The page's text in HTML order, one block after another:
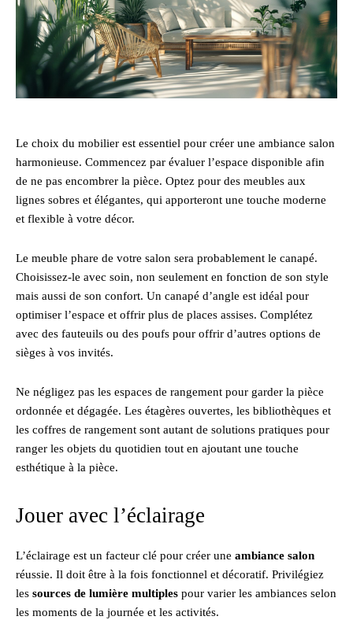
Le choix du mobilier est essentiel pour créer une ambiance salon
harmonieuse. Commencez par évaluer l’espace disponible afin
de ne pas encombrer la pièce. Optez pour des meubles aux
lignes sobres et élégantes, qui apporteront une touche moderne
et flexible à votre décor.
Le meuble phare de votre salon sera probablement le canapé.
Choisissez-le avec soin, non seulement en fonction de son style
mais aussi de son confort. Un canapé d’angle est idéal pour
optimiser l’espace et offrir plus de places assises. Complétez
avec des fauteuils ou des poufs pour offrir d’autres options de
sièges à vos invités.
Ne négligez pas les espaces de rangement pour garder la pièce
ordonnée et dégagée. Les étagères ouvertes, les bibliothèques et
les coffres de rangement sont autant de solutions pratiques pour
ranger les objets du quotidien tout en ajoutant une touche
esthétique à la pièce.
Jouer avec l’éclairage
L’éclairage est un facteur clé pour créer une ambiance salon
réussie. Il doit être à la fois fonctionnel et décoratif. Privilégiez
les sources de lumière multiples pour varier les ambiances selon
les moments de la journée et les activités.